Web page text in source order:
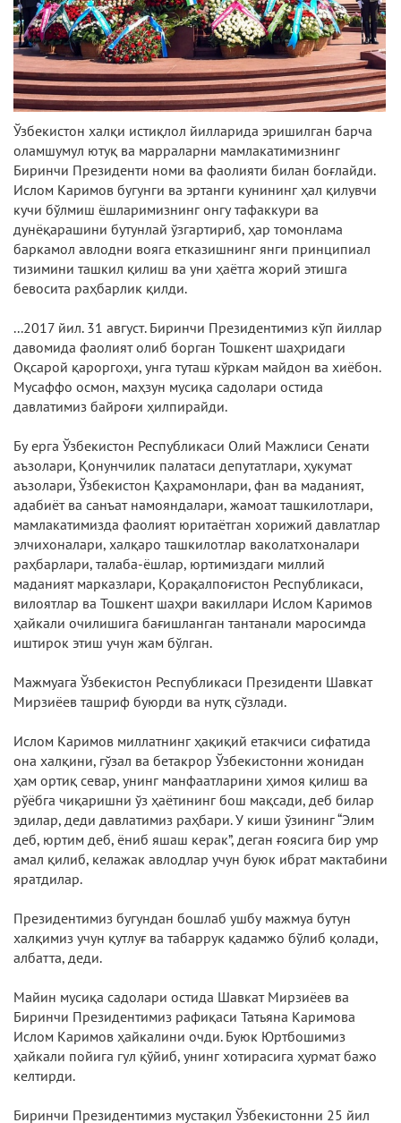
Ўзбекистон халқи истиқлол йилларида эришилган барча
оламшумул ютуқ ва марраларни мамлакатимизнинг
Биринчи Президенти номи ва фаолияти билан боғлайди.
Ислом Каримов бугунги ва эртанги кунининг ҳал қилувчи
кучи бўлмиш ёшларимизнинг онгу тафаккури ва
дунёқарашини бутунлай ўзгартириб, ҳар томонлама
баркамол авлодни вояга етказишнинг янги принципиал
тизимини ташкил қилиш ва уни ҳаётга жорий этишга
бевосита раҳбарлик қилди.
...2017 йил. 31 август. Биринчи Президентимиз кўп йиллар
давомида фаолият олиб борган Тошкент шаҳридаги
Оқсарой қароргоҳи, унга туташ кўркам майдон ва хиёбон.
Мусаффо осмон, маҳзун мусиқа садолари остида
давлатимиз байроғи ҳилпирайди.
Бу ерга Ўзбекистон Республикаси Олий Мажлиси Сенати
аъзолари, Қонунчилик палатаси депутатлари, ҳукумат
аъзолари, Ўзбекистон Қаҳрамонлари, фан ва маданият,
адабиёт ва санъат намояндалари, жамоат ташкилотлари,
мамлакатимизда фаолият юритаётган хорижий давлатлар
элчихоналари, халқаро ташкилотлар ваколатхоналари
раҳбарлари, талаба-ёшлар, юртимиздаги миллий
маданият марказлари, Қорақалпоғистон Республикаси,
вилоятлар ва Тошкент шаҳри вакиллари Ислом Каримов
ҳайкали очилишига бағишланган тантанали маросимда
иштирок этиш учун жам бўлган.
Мажмуага Ўзбекистон Республикаси Президенти Шавкат
Мирзиёев ташриф буюрди ва нутқ сўзлади.
Ислом Каримов миллатнинг ҳақиқий етакчиси сифатида
она халқини, гўзал ва бетакрор Ўзбекистонни жонидан
ҳам ортиқ севар, унинг манфаатларини ҳимоя қилиш ва
рўёбга чиқаришни ўз ҳаётининг бош мақсади, деб билар
эдилар, деди давлатимиз раҳбари. У киши ўзининг “Элим
деб, юртим деб, ёниб яшаш керак”, деган ғоясига бир умр
амал қилиб, келажак авлодлар учун буюк ибрат мактабини
яратдилар.
Президентимиз бугундан бошлаб ушбу мажмуа бутун
халқимиз учун қутлуғ ва табаррук қадамжо бўлиб қолади,
албатта, деди.
Майин мусиқа садолари остида Шавкат Мирзиёев ва
Биринчи Президентимиз рафиқаси Татьяна Каримова
Ислом Каримов ҳайкалини очди. Буюк Юртбошимиз
ҳайкали пойига гул қўйиб, унинг хотирасига ҳурмат бажо
келтирди.
Биринчи Президентимиз мустақил Ўзбекистонни 25 йил